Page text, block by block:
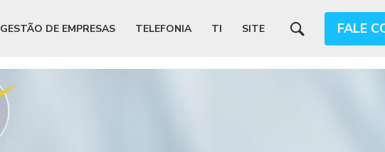
GESTÃO DE EMPRESAS TELEFONIA TI SITE FALE